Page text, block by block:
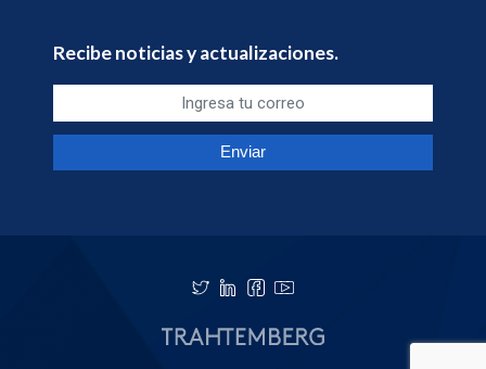
Recibe noticias y actualizaciones.